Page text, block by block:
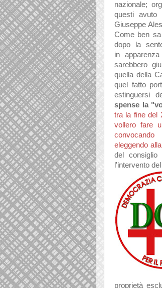
nazionale; org
questi avuto
Giuseppe
Come ben s
dopo la
in apparenza
sarebbero
quell a dell a C
quel fatto
estinguersi
spense l a
tra la fine del
vollero fare
convoc
eleggendo all
del consiglio
l'intervento
proprietà